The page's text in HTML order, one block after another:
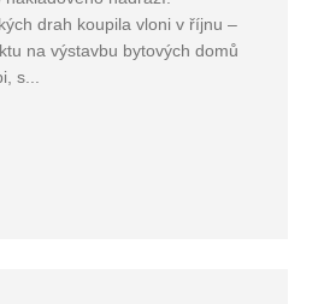
drah koupila vloni v říjnu –
na výstavbu bytových domů
s...